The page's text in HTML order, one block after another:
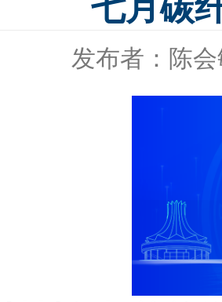
七月碳
发布者：陈